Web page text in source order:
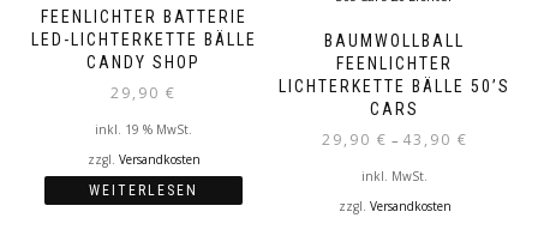
Varianten
auf.
Die
auf
der
Produktseite
gewählt
auf.
Die
Optionen
können
auf
Produktseite
gewählt
FEENLICHTER BATTERIE
LED-LICHTERKETTE BÄLLE
CANDY SHOP
29,90 €
inkl. 19 % MwSt.
zzgl. Versandkosten
WEITERLESEN
BAUMWOLLBALL
FEENLICHTER
LICHTERKETTE BÄLLE 50’S
CARS
29,90 € – 43,90 €
inkl. MwSt.
zzgl. Versandkosten